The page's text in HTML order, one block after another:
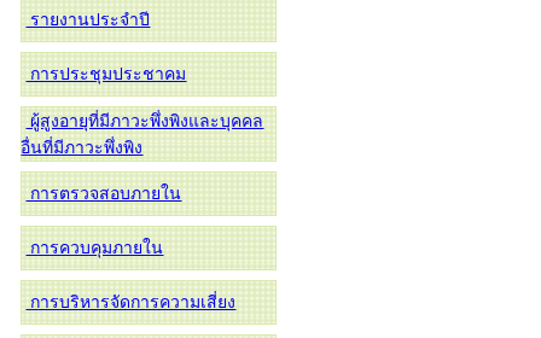
รายงานประจำปี
การประชุมประชาคม
ผู้สูงอายุที่มีภาวะพึ่งพิงและบุคคล
อื่นที่มีภาวะพึ่งพิง
การตรวจสอบภายใน
การควบคุมภายใน
การบริหารจัดการความเสี่ยง